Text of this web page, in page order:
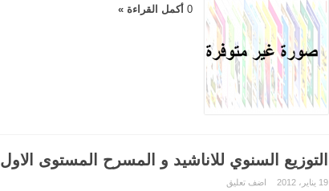
0 أكمل القراءة »
التوزيع السنوي للاناشيد و المسرح المستوى الاول
19 يناير، 2012 اضف تعليق